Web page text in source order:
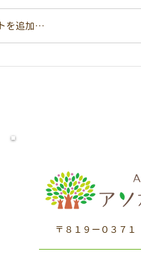
オープンようちえんを行
当日は園見学をはじめ先
楽しみ、給食試食会など
、過ごしてみませんか？
のお土産をお渡しします。
を追加…
〒８１９ー０３７